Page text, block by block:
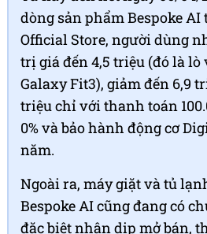
dòng sản phẩm Bespoke AI
Official Store, người dùng
trị giá đến 4,5 triệu (đó là lò
Galaxy Fit3), giảm đến 6,9
triệu chỉ với thanh toán
0% và bảo hành động cơ
năm.
Ngoài ra, máy giặt và tủ
Bespoke AI cũng đang có
đặc biệt nhân dịp mở bán,